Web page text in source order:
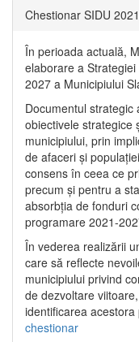
Chestionar SIDU
În perioada actuală,
elaborare a
2027 a Municipiului
Documentul strategic
obiectivele strategice
municipiului, prin
de afaceri și
consens în ceea ce
precum și pentru a
absorbția de fonduri
programare 2021-
În vederea realizării
care să reflecte
municipiului privind
de dezvoltare
identificarea
chestionar